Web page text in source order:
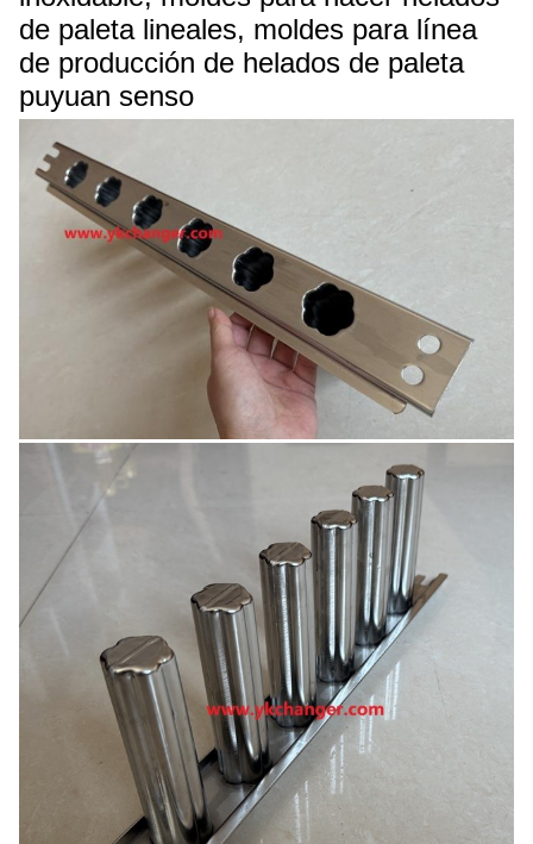
de paleta lineales, moldes para línea
de producción de helados de paleta
puyuan senso